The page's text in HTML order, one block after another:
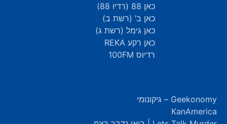
כאן 88 (רדיו 88)
כאן ב’ (רשת ב)
כאן גימל (רשת ג)
כאן רקע REKA
רדיוס 100FM
Geekonomy – גיקונומי
KanAmerica